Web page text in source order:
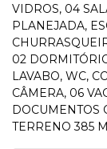
VIDROS, 04
PLANEJADA,
02
LAVABO, WC,
CÂMERA, 06
DOCUMENTOS
TERRENO 385